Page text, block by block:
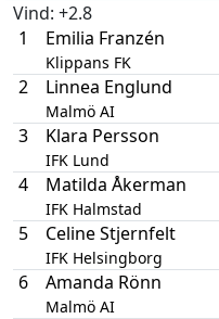
Vind: +2.8
1
Emilia Franzén
Klippans FK
2 Linnea Englund
Malmö AI
3 Klara Persson
IFK Lund
4 Matilda Åkerman
IFK Halmstad
5 Celine Stjernfelt
IFK Helsingborg
6 Amanda Rönn
Malmö AI